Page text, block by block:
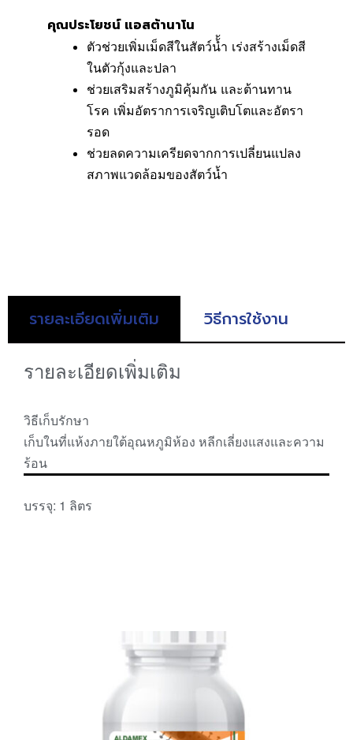
คุณประโยชน์ แอสต้านาโน
ตัวช่วยเพิ่มเม็ดสีในสัตว์น้้ำ เร่งสร้างเม็ดสี
ในตัวกุ้งและปลา
ช่วยเสริมสร้างภูมิคุ้มกัน และต้านทาน
โรค เพิ่มอัตราการเจริญเติบโตและอัตรา
รอด
ช่วยลดความเครียดจากการเปลี่ยนแปลง
สภาพแวดล้อมของสัตว์น้ำ
รายละเอียดเพิ่มเติม วิธีการใช้งาน
รายละเอียดเพิ่มเติม
วิธีเก็บรักษา
เก็บในที่แห้งภายใต้อุณหภูมิห้อง หลีกเลี่ยงแสงและความ
ร้อน
บรรจุ: 1 ลิตร